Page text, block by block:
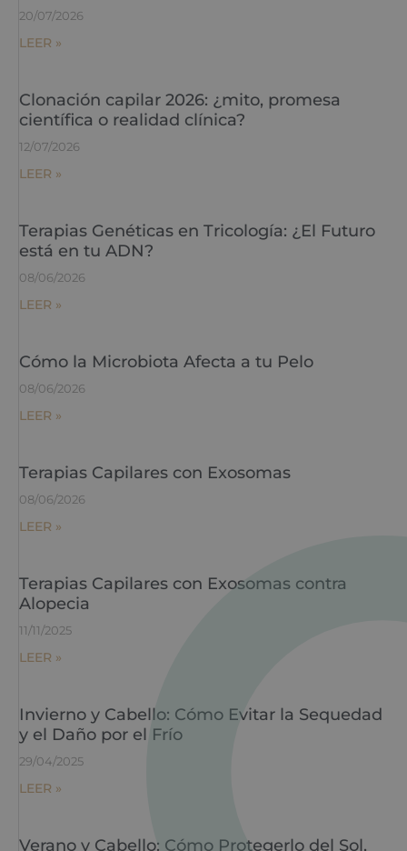
20/07/2026
LEER »
Clonación capilar 2026: ¿mito, promesa
científica o realidad clínica?
12/07/2026
LEER »
Terapias Genéticas en Tricología: ¿El Futuro
está en tu ADN?
08/06/2026
LEER »
Cómo la Microbiota Afecta a tu Pelo
08/06/2026
LEER »
Terapias Capilares con Exosomas
08/06/2026
LEER »
Terapias Capilares con Exosomas contra
Alopecia
11/11/2025
LEER »
Invierno y Cabello: Cómo Evitar la Sequedad
y el Daño por el Frío
29/04/2025
LEER »
Verano y Cabello: Cómo Protegerlo del Sol,